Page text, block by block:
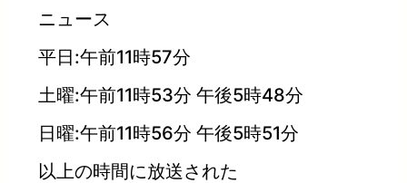
ニュース
平日:午前11時57分
土曜:午前11時53分 午後5時48分
日曜:午前11時56分 午後5時51分
以上の時間に放送された